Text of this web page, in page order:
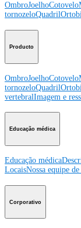
OmbroJoelhoCotovelo
tornozeloQuadril
Producto
OmbroJoelhoCotovelo
tornozeloQuadril
vertebralImagem e
Educação médica
Educação médica
LocaisNossa equipe
Corporativo